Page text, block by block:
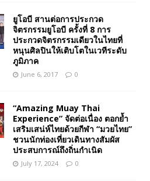
ยูโอบี สานต่อการประกวด
จิตรกรรมยูโอบี ครั้งที่ 8 การ
ประกวดจิตรกรรมเดียวในไทยที่
หนุนศิลปินให้เติบโตในเวทีระดับ
ภูมิภาค
June 6, 2017 0
“Amazing Muay Thai
Experience” จัดต่อเนื่อง ตอกย้ำ
เสริมเสน่ห์ไทยด้วยกีฬา “มวยไทย”
ชวนนักท่องเที่ยวเดินทางสัมผัส
ประสบการณ์ถึงถิ่นกำเนิด
July 17, 2024 0